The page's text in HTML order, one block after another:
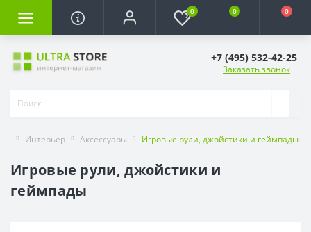
0 0 0
+7 (495) 532-42-25
Заказать звонок
Интерьер Аксессуары Игровые рули, джойстики и геймпады
Игровые рули, джойстики и
геймпады